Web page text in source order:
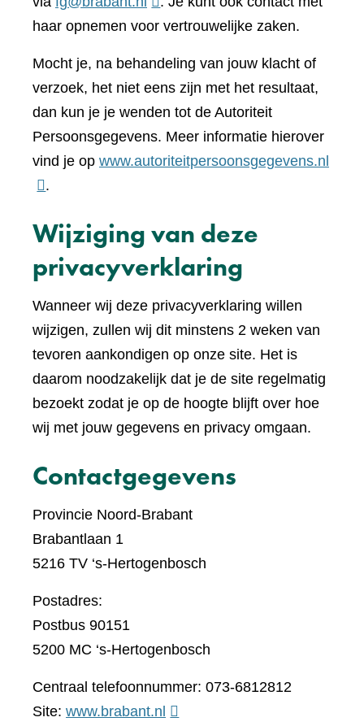
haar opnemen voor vertrouwelijke zaken.
Mocht je, na behandeling van jouw klacht of
verzoek, het niet eens zijn met het resultaat,
dan kun je je wenden tot de Autoriteit
Persoonsgegevens. Meer informatie hierover
vind je op www.autoriteitpersoonsgegevens.nl
.
Wijziging van deze
privacyverklaring
Wanneer wij deze privacyverklaring willen
wijzigen, zullen wij dit minstens 2 weken van
tevoren aankondigen op onze site. Het is
daarom noodzakelijk dat je de site regelmatig
bezoekt zodat je op de hoogte blijft over hoe
wij met jouw gegevens en privacy omgaan.
Contactgegevens
Provincie Noord-Brabant
Brabantlaan 1
5216 TV ‘s-Hertogenbosch
Postadres:
Postbus 90151
5200 MC ‘s-Hertogenbosch
Centraal telefoonnummer: 073-6812812
Site: www.brabant.nl (verwijst